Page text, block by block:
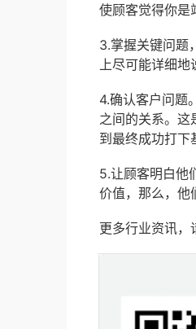
使顾客觉得你是
3.掌握关键问题
上尽可能详细地
4.确认客户问题
之间的关系。这
到最终成功打下
5.让顾客明白他
价值，那么，他
更多行业资讯